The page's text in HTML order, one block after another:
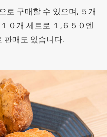
로 구매할 수 있으며, ５개
０개 세트로 １,６５０엔
판매도 있습니다.